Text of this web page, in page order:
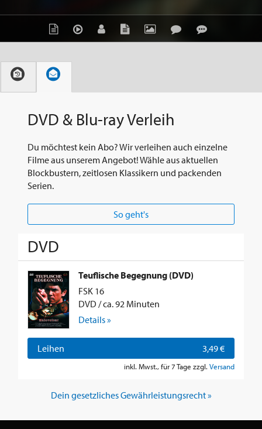
DVD & Blu-ray Verleih
Du möchtest kein Abo? Wir verleihen auch einzelne
Filme aus unserem Angebot! Wähle aus aktuellen
Blockbustern, zeitlosen Klassikern und packenden
Serien.
So geht's
DVD
Teuflische Begegnung (DVD)
FSK 16
DVD / ca. 92 Minuten
Details »
Leihen 3,49 €
inkl. Mwst., für 7 Tage zzgl. Versand
Dein gesetzliches Gewährleistungsrecht »